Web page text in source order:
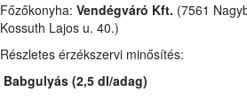
Főzőkonyha: Vendégváró Kft. (7561
Kossuth Lajos u. 40.)
Részletes érzékszervi minősítés:
Babgulyás (2,5 dl/adag)